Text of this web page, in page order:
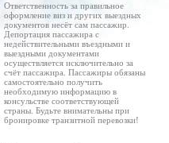
Ответственность за правильное
оформление виз и других выездных
документов несёт сам пассажир.
Депортация пассажира с
недействительными въездными и
выездными документами
осуществляется исключительно за
счёт пассажира. Пассажиры обязаны
самостоятельно получить
необходимую информацию в
консульстве соответствующей
страны. Будьте внимательны при
бронировке транзитной перевозки!